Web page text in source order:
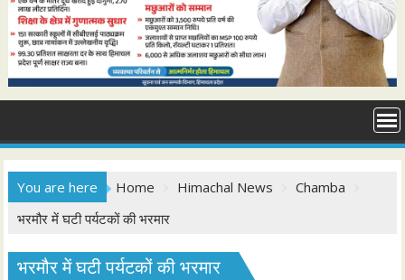
You are here Home Himachal News
Chamba
भरमौर में घटी पर्यटकों की भरमार
भरमौर में घटी पर्यटकों की भरमार